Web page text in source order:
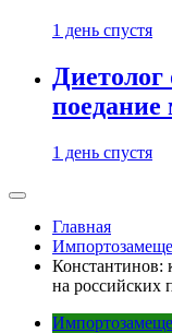
1 день спустя
поедание
1 день спустя
Главная
Константинов:
на российских